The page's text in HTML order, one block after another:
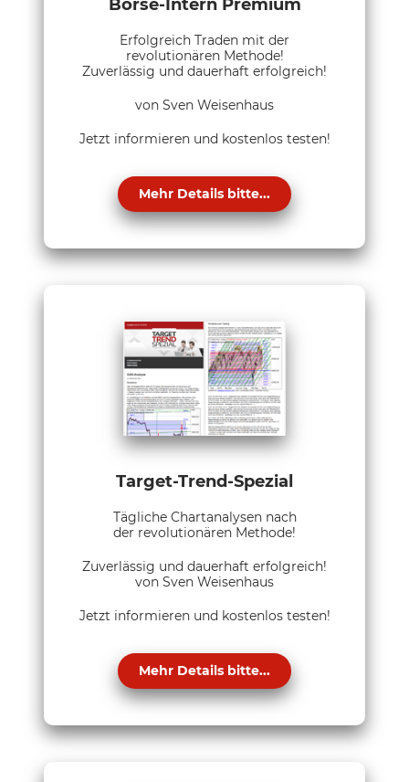
Börse-Intern Premium
Erfolgreich Traden mit der
revolutionären Methode!
Zuverlässig und dauerhaft erfolgreich!
von Sven Weisenhaus
Jetzt informieren und kostenlos testen!
Mehr Details bitte...
Target-Trend-Spezial
Tägliche Chartanalysen nach
der revolutionären Methode!
Zuverlässig und dauerhaft erfolgreich!
von Sven Weisenhaus
Jetzt informieren und kostenlos testen!
Mehr Details bitte...